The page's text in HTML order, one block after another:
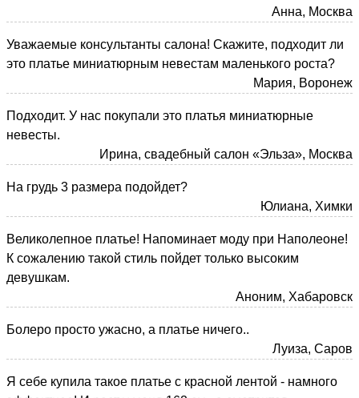
Анна, Москва
Уважаемые консультанты салона! Скажите, подходит ли
это платье миниатюрным невестам маленького роста?
Мария, Воронеж
Подходит. У нас покупали это платья миниатюрные
невесты.
Ирина, свадебный салон «Эльза», Москва
На грудь 3 размера подойдет?
Юлиана, Химки
Великолепное платье! Напоминает моду при Наполеоне!
К сожалению такой стиль пойдет только высоким
девушкам.
Аноним, Хабаровск
Болеро просто ужасно, а платье ничего..
Луиза, Саров
Я себе купила такое платье с красной лентой - намного